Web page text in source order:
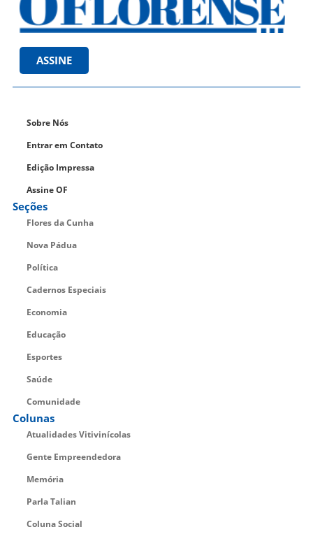
ASSINE
Sobre Nós
Entrar em Contato
Edição Impressa
Assine OF
Seções
Flores da Cunha
Nova Pádua
Política
Cadernos Especiais
Economia
Educação
Esportes
Saúde
Comunidade
Colunas
Atualidades Vitivinícolas
Gente Empreendedora
Memória
Parla Talian
Coluna Social